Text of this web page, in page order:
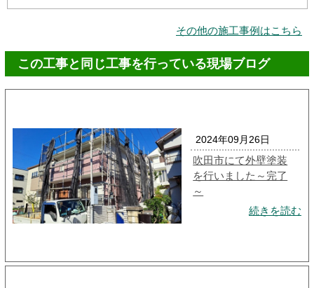
その他の施工事例はこちら
この工事と同じ工事を行っている現場ブログ
2024年09月26日
吹田市にて外壁塗装
を行いました～完了
～
続きを読む